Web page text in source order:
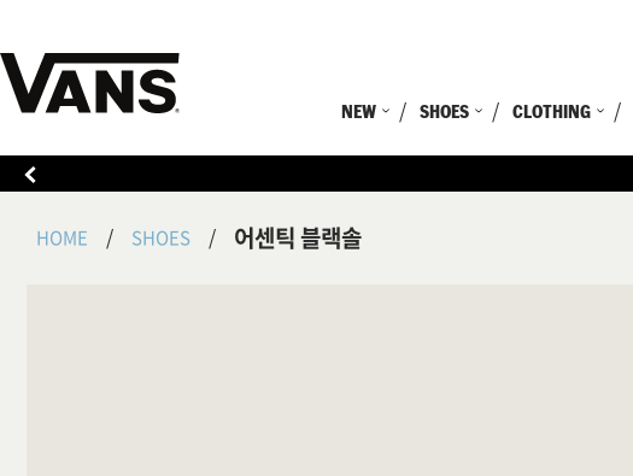
NEW SHOES CLOTHING
HOME SHOES 어센틱 블랙솔